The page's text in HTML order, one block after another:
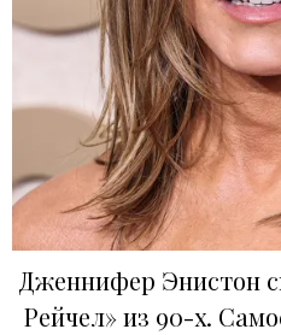
Дженнифер Энистон
Рейчел» из 90-х.